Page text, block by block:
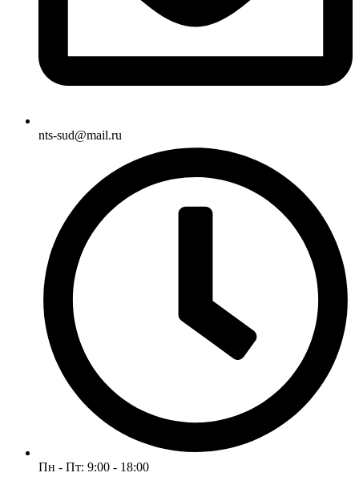
nts-sud@mail.ru
Пн - Пт: 9:00 - 18:00